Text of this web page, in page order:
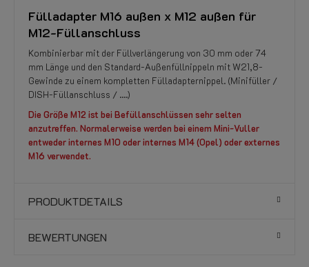
Fülladapter M16 außen x M12 außen für
M12-Füllanschluss
Kombinierbar mit der Füllverlängerung von 30 mm oder 74
mm Länge und den Standard-Außenfüllnippeln mit W21,8-
Gewinde zu einem kompletten Fülladapternippel. (Minifüller /
DISH-Füllanschluss / ....)
Die Größe M12 ist bei Befüllanschlüssen sehr selten
anzutreffen. Normalerweise werden bei einem Mini-Vuller
entweder internes M10 oder internes M14 (Opel) oder externes
M16 verwendet.
PRODUKTDETAILS
BEWERTUNGEN